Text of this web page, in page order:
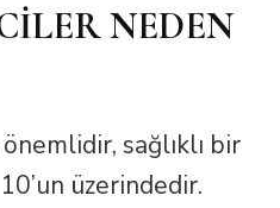
NEDEN
sağlıklı bir
üzerindedir.